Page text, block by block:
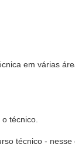
em várias
técnico.
técnico -